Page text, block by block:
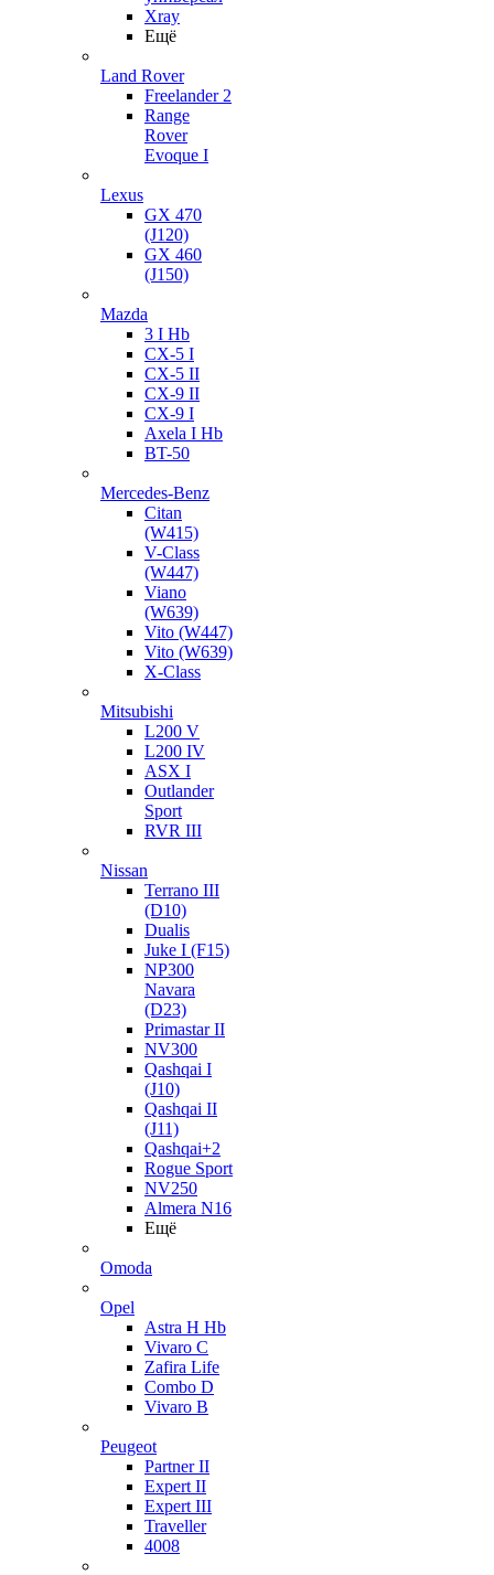
Xray
Ещё
Land Rover
Freelander 2
Range
Rover
Evoque I
Lexus
GX 470
(J120)
GX 460
(J150)
Mazda
3 I Hb
CX-5 I
CX-5 II
CX-9 II
CX-9 I
Axela I Hb
BT-50
Mercedes-Benz
Citan
(W415)
V-Class
(W447)
Viano
(W639)
Vito (W447)
Vito (W639)
X-Class
Mitsubishi
L200 V
L200 IV
ASX I
Outlander
Sport
RVR III
Nissan
Terrano III
(D10)
Dualis
Juke I (F15)
NP300
Navara
(D23)
Primastar II
NV300
Qashqai I
(J10)
Qashqai II
(J11)
Qashqai+2
Rogue Sport
NV250
Almera N16
Ещё
Omoda
Opel
Astra H Hb
Vivaro C
Zafira Life
Combo D
Vivaro B
Peugeot
Partner II
Expert II
Expert III
Traveller
4008